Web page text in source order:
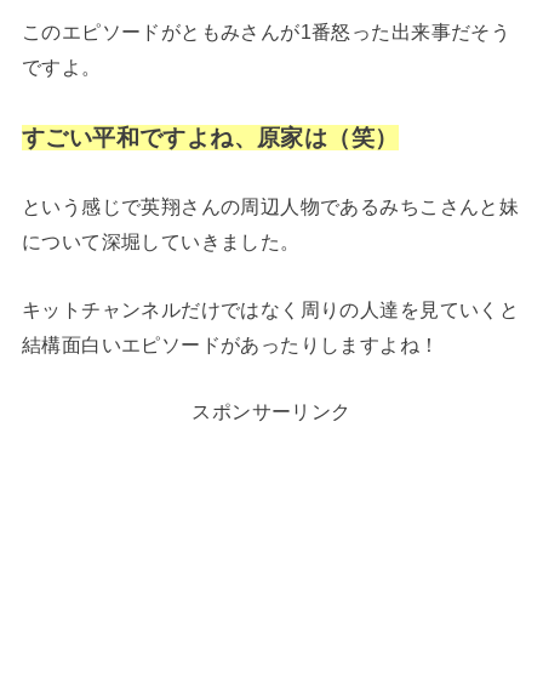
このエピソードがともみさんが1番怒った出来事だそう
ですよ。
すごい平和ですよね、原家は（笑）
という感じで英翔さんの周辺人物であるみちこさんと妹
について深堀していきました。
キットチャンネルだけではなく周りの人達を見ていくと
結構面白いエピソードがあったりしますよね！
スポンサーリンク